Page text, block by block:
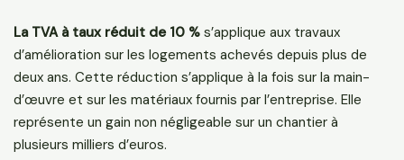
La TVA à taux réduit de 10 % s’applique aux travaux
d’amélioration sur les logements achevés depuis plus de
deux ans. Cette réduction s’applique à la fois sur la main-
d’œuvre et sur les matériaux fournis par l’entreprise. Elle
représente un gain non négligeable sur un chantier à
plusieurs milliers d’euros.